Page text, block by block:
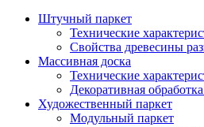
Штучный паркет
Технические
Свойства древесины
Массивная доска
Технические
Декоративная
Художественный паркет
Модульный паркет